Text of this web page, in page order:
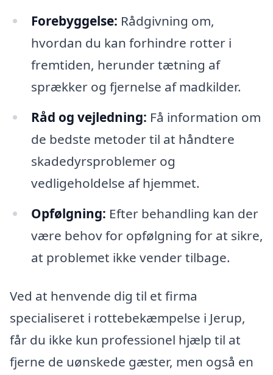
Forebyggelse: Rådgivning om,
hvordan du kan forhindre rotter i
fremtiden, herunder tætning af
sprækker og fjernelse af madkilder.
Råd og vejledning: Få information om
de bedste metoder til at håndtere
skadedyrsproblemer og
vedligeholdelse af hjemmet.
Opfølgning: Efter behandling kan der
være behov for opfølgning for at sikre,
at problemet ikke vender tilbage.
Ved at henvende dig til et firma
specialiseret i rottebekæmpelse i Jerup,
får du ikke kun professionel hjælp til at
fjerne de uønskede gæster, men også en